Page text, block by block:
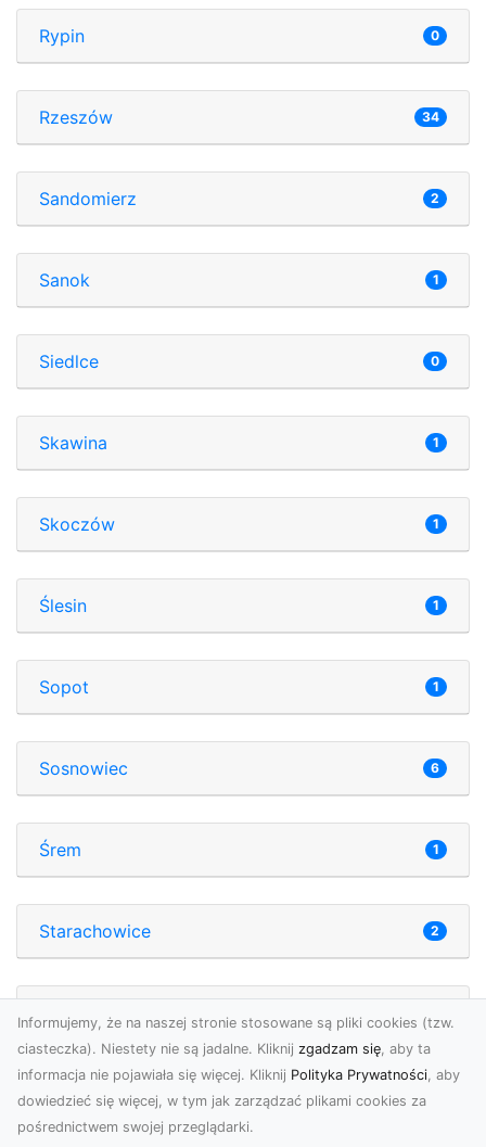
Rypin 0
Rzeszów 34
Sandomierz 2
Sanok 1
Siedlce 0
Skawina 1
Skoczów 1
Ślesin 1
Sopot 1
Sosnowiec 6
Śrem 1
Starachowice 2
Starogard Gdański
Suwałki
Informujemy, że na naszej stronie stosowane są pliki cookies (tzw.
ciasteczka). Niestety nie są jadalne. Kliknij zgadzam się, aby ta
informacja nie pojawiała się więcej. Kliknij Polityka Prywatności, aby
dowiedzieć się więcej, w tym jak zarządzać plikami cookies za
pośrednictwem swojej przeglądarki.